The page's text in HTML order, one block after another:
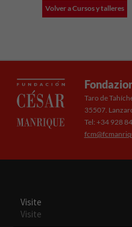
Volver a Cursos y talleres
Taro de
35507.
Tel: +34 928
Visite
Visite